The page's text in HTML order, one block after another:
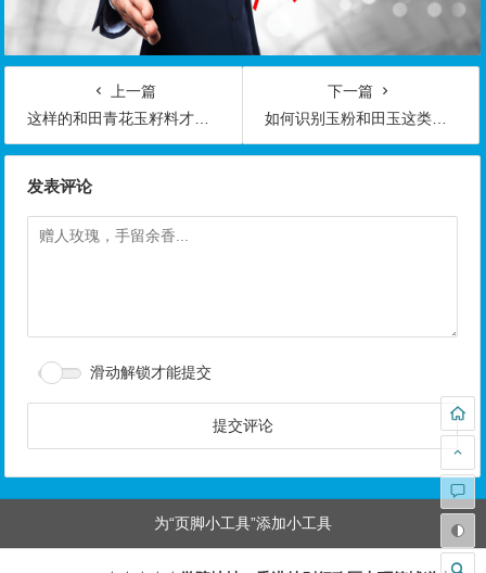
上一篇
这样的和田青花玉籽料才有收藏价值-玉器鉴定师培训核心内容
下一篇
如何识别玉粉和田玉这类的假玉？-玉器鉴定师培训核心内容
发表评论
滑动解锁才能提交
为“页脚小工具”添加小工具